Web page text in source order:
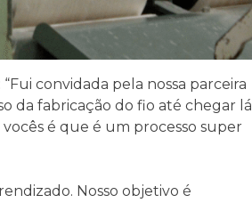
convidada pela nossa parceira
da fabricação do fio até chegar lá
é que é um processo super
Nosso objetivo é